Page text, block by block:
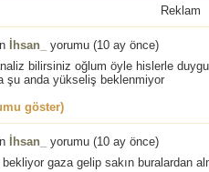
Reklam
İhsan_ yorumu (10 ay önce)
bilirsiniz oğlum öyle hislerle
şu anda yükseliş beklenmiyor
göster)
İhsan_ yorumu (10 ay önce)
gaza gelip sakın buralardan